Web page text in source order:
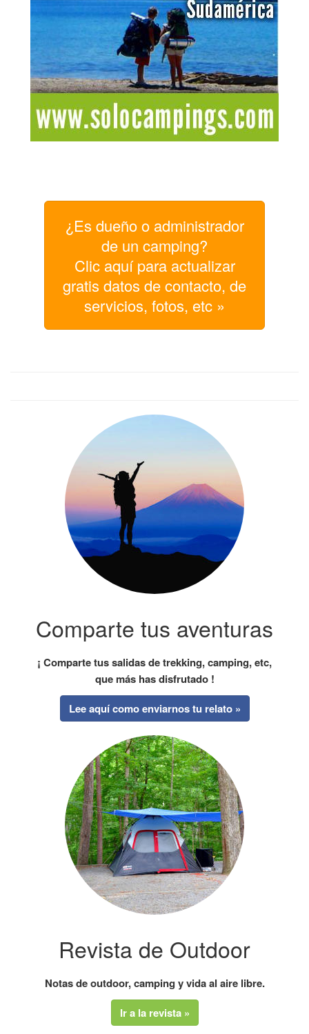
¿Es dueño o administrador
de un camping?
Clic aquí para actualizar
gratis datos de contacto, de
servicios, fotos, etc »
Comparte tus aventuras
¡ Comparte tus salidas de trekking, camping, etc,
que más has disfrutado !
Lee aquí como enviarnos tu relato »
Revista de Outdoor
Notas de outdoor, camping y vida al aire libre.
Ir a la revista »